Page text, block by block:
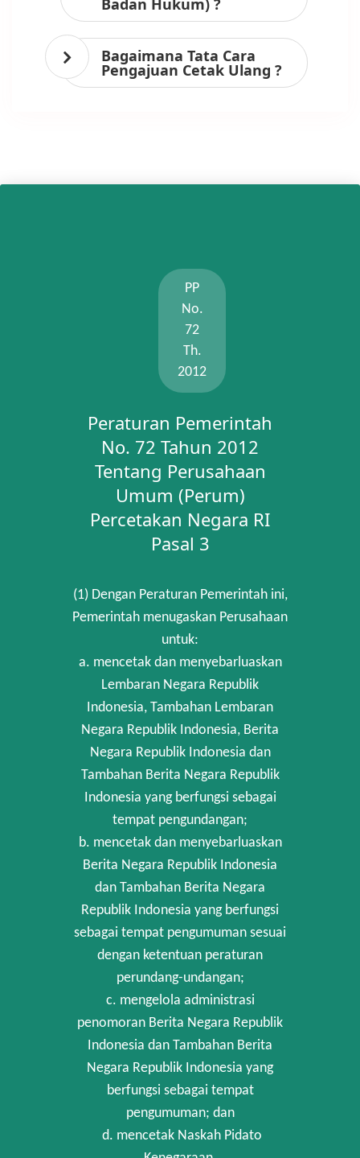
Bagaimana Tata Cara
Pengajuan Cetak Ulang ?
PP
No.
72
Th.
2012
Peraturan Pemerintah
No. 72 Tahun 2012
Tentang Perusahaan
Umum (Perum)
Percetakan Negara RI
Pasal 3
(1) Dengan Peraturan Pemerintah ini,
Pemerintah menugaskan Perusahaan
untuk:
a. mencetak dan menyebarluaskan
Lembaran Negara Republik
Indonesia, Tambahan Lembaran
Negara Republik Indonesia, Berita
Negara Republik Indonesia dan
Tambahan Berita Negara Republik
Indonesia yang berfungsi sebagai
tempat pengundangan;
b. mencetak dan menyebarluaskan
Berita Negara Republik Indonesia
dan Tambahan Berita Negara
Republik Indonesia yang berfungsi
sebagai tempat pengumuman sesuai
dengan ketentuan peraturan
perundang-undangan;
c. mengelola administrasi
penomoran Berita Negara Republik
Indonesia dan Tambahan Berita
Negara Republik Indonesia yang
berfungsi sebagai tempat
pengumuman; dan
d. mencetak Naskah Pidato